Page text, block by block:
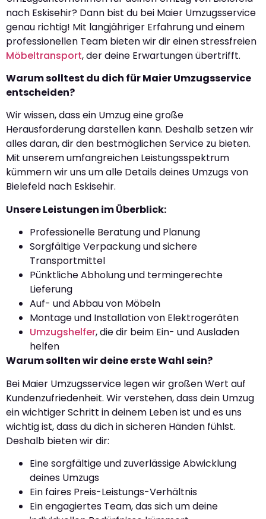
nach Eskisehir? Dann bist du bei Maier Umzugsservice
genau richtig! Mit langjähriger Erfahrung und einem
professionellen Team bieten wir dir einen stressfreien
Möbeltransport, der deine Erwartungen übertrifft.
Warum solltest du dich für Maier Umzugsservice
entscheiden?
Wir wissen, dass ein Umzug eine große
Herausforderung darstellen kann. Deshalb setzen wir
alles daran, dir den bestmöglichen Service zu bieten.
Mit unserem umfangreichen Leistungsspektrum
kümmern wir uns um alle Details deines Umzugs von
Bielefeld nach Eskisehir.
Unsere Leistungen im Überblick:
Professionelle Beratung und Planung
Sorgfältige Verpackung und sichere
Transportmittel
Pünktliche Abholung und termingerechte
Lieferung
Auf- und Abbau von Möbeln
Montage und Installation von Elektrogeräten
Umzugshelfer, die dir beim Ein- und Ausladen
helfen
Warum sollten wir deine erste Wahl sein?
Bei Maier Umzugsservice legen wir großen Wert auf
Kundenzufriedenheit. Wir verstehen, dass dein Umzug
ein wichtiger Schritt in deinem Leben ist und es uns
wichtig ist, dass du dich in sicheren Händen fühlst.
Deshalb bieten wir dir:
Eine sorgfältige und zuverlässige Abwicklung
deines Umzugs
Ein faires Preis-Leistungs-Verhältnis
Ein engagiertes Team, das sich um deine